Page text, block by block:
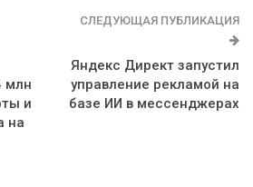
млн
и
на
СЛЕДУЮЩАЯ ПУБЛИКАЦИЯ
Яндекс Директ запустил
управление рекламой на
базе ИИ в мессенджерах